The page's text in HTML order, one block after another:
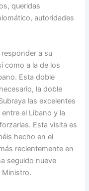
queridas
autoridades
a su
como a la de los
Esta doble
la doble
las excelentes
el Líbano y la
Esta visita es
hecho en el
recientemente en
seguido nueve
Ministro.